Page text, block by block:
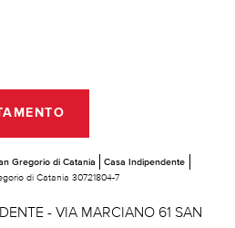
Gregorio di Catania
Casa Indipendente
di Catania 30721804-7
- VIA MARCIANO 61 SAN